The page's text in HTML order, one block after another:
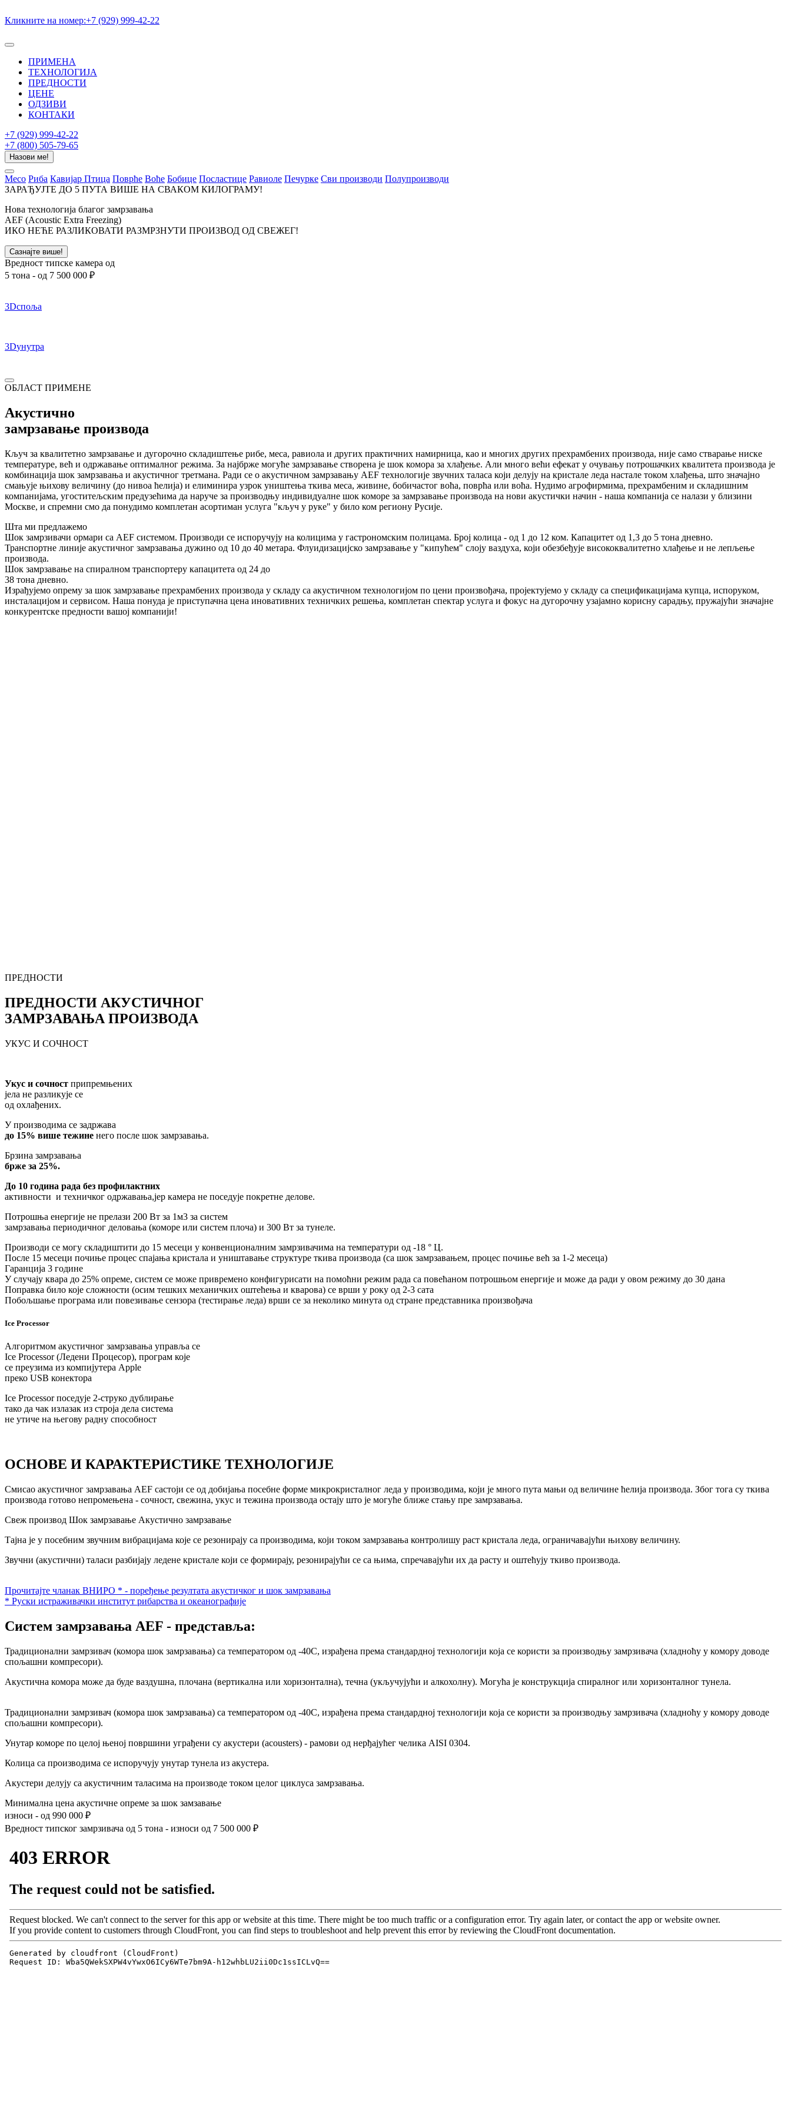
Кликните на номер:+7 (929) 999-42-22
ПРИМЕНА
ТЕХНОЛОГИЈА
ПPЕДНОСТИ
ЦЕНЕ
ОДЗИВИ
КОНТАКИ
+7 (929) 999-42-22
+7 (800) 505-79-65
Назови ме!
Месо Риба Кавијар Птица Поврће Воће Бобице Посластице Равиоле Печурке Сви производи Полупроизводи
ЗАРАЂУЈТЕ ДО 5 ПУТА ВИШЕ НА СВАКОМ КИЛОГРАМУ!
Нова технологија благог замрзавања
AEF (Acoustic Extra Freezing)
ИКО НЕЋЕ РАЗЛИКОВАТИ РАЗМРЗНУТИ ПРОИЗВОД ОД СВЕЖЕГ!
Сазнајте више!
Вредност типске камера од
5 тона - од 7 500 000 ₽
3Dспоља
3Dунутра
ОБЛАСТ ПРИМЕНЕ
Акустично
замрзавање производа
Кључ за квалитетно замрзавање и дугорочно складиштење рибе, меса, равиола и других практичних намирница, као и многих других прехрамбених производа, није само стварање ниске
температуре, већ и одржавање оптималног режима. За најбрже могуће замрзавање створена је шок комора за хлађење. Али много већи ефекат у очувању потрошачких квалитета производа је
комбинација шок замрзавања и акустичног третмана. Ради се о акустичном замрзавању AEF технологије звучних таласа који делују на кристале леда настале током хлађења, што значајно
смањује њихову величину (до нивоа ћелија) и елиминира узрок уништења ткива меса, живине, бобичастог воћа, поврћа или воћа. Нудимо агрофирмима, прехрамбеним и складишним
компанијама, угоститељским предузећима да наруче за производњу индивидуалне шок коморе за замрзавање производа на нови акустички начин - наша компанија се налази у близини
Москве, и спремни смо да понудимо комплетан асортиман услуга "кључ у руке" у било ком региону Русије.
Шта ми предлажемо
Шок замрзивачи ормари са AEF системом. Производи се испоручују на колицима у гастрономским полицама. Број колица - од 1 до 12 ком. Капацитет од 1,3 до 5 тона дневно.
Транспортне линије акустичног замрзавања дужино од 10 до 40 метара. Флуидизацијско замрзавање у "кипућем" слоју ваздуха, који обезбеђује висококвалитетно хлађење и не лепљење
производа.
Шок замрзавање на спиралном транспортеру капацитета од 24 до
38 тона дневно.
Израђујемо опрему за шок замрзавање прехрамбених производа у складу са акустичном технологијом по цени произвођача, пројектујемо у складу са спецификацијама купца, испоруком,
инсталацијом и сервисом. Наша понуда је приступачна цена иновативних техничких решења, комплетан спектар услуга и фокус на дугорочну узајамно корисну сарадњу, пружајући значајне
конкурентске предности вашој компанији!
ПРЕДНОСТИ
ПРЕДНОСТИ АКУСТИЧНОГ
ЗАМРЗАВАЊА ПРОИЗВОДА
УКУС И СОЧНОСТ
Укус и сочност припремњених
јела не разликује се
од охлађених.
У производима се задржава
до 15% више тежине него после шок замрзавања.
Брзина замрзавања
брже за 25%.
До 10 година рада без профилактних
активности и техничког одржавања,јер камера не поседује покретне делове.
Потрошња енергије не прелази 200 Вт за 1м3 за систем
замрзавања периодичног деловања (коморе или систем плоча) и 300 Вт за тунеле.
Производи се могу складиштити до 15 месеци у конвенционалним замрзивачима на температури од -18 ° Ц.
После 15 месеци почиње процес спајања кристала и уништавање структуре ткива производа (са шок замрзавањем, процес почиње већ за 1-2 месеца)
Гаранција 3 године
У случају квара до 25% опреме, систем се може привремено конфигурисати на помоћни режим рада са повећаном потрошњом енергије и може да ради у овом режиму до 30 дана
Поправка било које сложности (осим тешких механичких оштећења и кварова) се врши у року од 2-3 сата
Побољшање програма или повезивање сензора (тестирање леда) врши се за неколико минута од стране представника произвођача
Ice Processor
Алгоритмом акустичног замрзавања управља се
Ice Processor (Ледени Процесор), програм које
се преузима из компијутера Apple
преко USB конектора
Ice Processor поседује 2-струко дублирање
тако да чак излазак из строја дела система
не утиче на његову радну способност
ОСНОВЕ И КАРАКТЕРИСТИКЕ ТЕХНОЛОГИЈЕ
Смисао акустичног замрзавања AEF састоји се од добијања посебне форме микрокристалног леда у производима, који је много пута мањи од величине ћелија производа. Због тога су ткива
производа готово непромењена - сочност, свежина, укус и тежина производа остају што је могуће ближе стању пре замрзавања.
Свеж производ Шок замрзавање Акустично замрзавање
Тајна је у посебним звучним вибрацијама које се резонирају са производима, који током замрзавања контролишу раст кристала леда, ограничавајући њихову величину.
Звучни (акустични) таласи разбијају ледене кристале који се формирају, резонирајући се са њима, спречавајући их да расту и оштећују ткиво производа.
Прочитајте чланак ВНИРО * - поређење резултата акустичког и шок замрзавања
* Руски истраживачки институт рибарства и океанографије
Систем замрзавања AEF - представља:
Традиционални замрзивач (комора шок замрзавања) са температором од -40С, израђена према стандардној технологији која се користи за производњу замрзивача (хладноћу у комору доводе
спољашни компресори).
Акустична комора може да буде ваздушна, плочана (вертикална или хоризонтална), течна (укључујући и алкохолну). Могућа је конструкција спиралног или хоризонталног тунела.
Традиционални замрзивач (комора шок замрзавања) са температором од -40С, израђена према стандардној технологији која се користи за производњу замрзивача (хладноћу у комору доводе
спољашни компресори).
Унутар коморе по целој њеној површини уграђени су акустери (acousters) - рамови од нерђајућег челика AISI 0304.
Колица са производима се испоручују унутар тунела из акустера.
Акустери делују са акустичним таласима на производе током целог циклуса замрзавања.
Минимална цена акустичне опреме за шок замзавање
износи - од 990 000 ₽
Вредност типског замрзивача од 5 тона - износи од 7 500 000 ₽